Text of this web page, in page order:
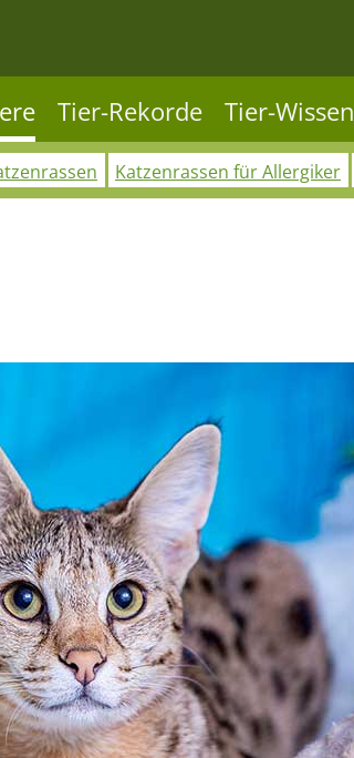
Tier-Rekorde Tier-Wissen
Katzenrassen für Allergiker